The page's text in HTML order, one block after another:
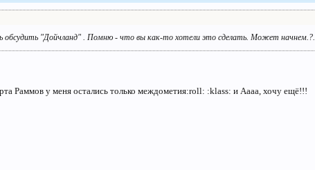
обсудить "Дойчланд" . Помню - что вы как-то хотели это сделать. Может начнем.?.
Раммов у меня остались только междометия:roll: :klass: и Аааа, хочу ещё!!!